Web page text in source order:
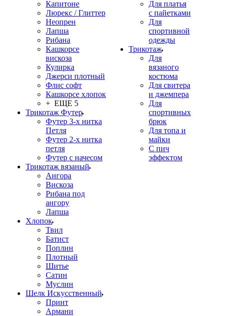
Капитоне
Люрекс / Глиттер
Неопрен
Лапша
Рибана
Кашкорсе
вискоза
Кулирка
Джерси плотный
Флис софт
Кашкорсе хлопок
+ ЕЩЕ 5
Трикотаж Футер
Футер 3-х нитка
Петля
Футер 2-х нитка
петля
Футер с начесом
Трикотаж вязаный
Ангора
Вискоза
Рибана под
ангору
Лапша
Хлопок
Твил
Батист
Поплин
Плотный
Шитье
Сатин
Муслин
Шелк Искусственный
Принт
Армани
Для платья
с пайетками
Для
спортивной
одежды
Трикотаж
Для
вязаного
костюма
Для свитера
и джемпера
Для
спортивных
брюк
Для топа и
майки
С пич
эффектом